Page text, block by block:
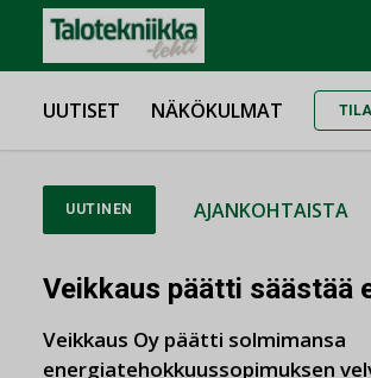
UUTISET NÄKÖKULMAT
UUTINEN AJANKOHTAISTA
Veikkaus päätti säästää
Veikkaus Oy päätti solmimansa
energiatehokkuussopimuksen